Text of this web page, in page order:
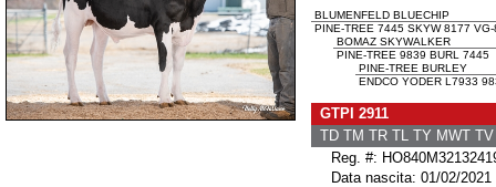
BLUMENFELD BLUECHIP
PINE-TREE 7445 SKYW 8177 VG-
BOMAZ SKYWALKER
PINE-TREE 9839 BURL 7445
PINE-TREE BURLEY
ENDCO YODER L7933
GTPI 2911
TD TM TR TL TY MWT
Reg. #:
Data nascita: 01/02/2021